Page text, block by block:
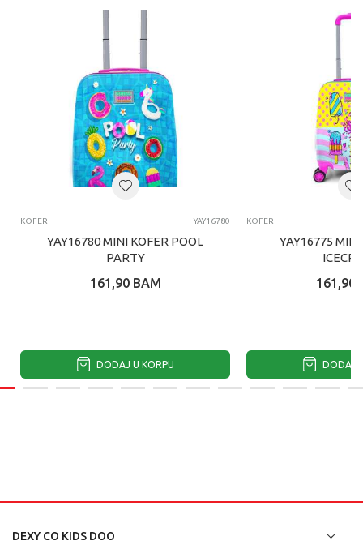
KOFERI YAY16780
YAY16780 MINI KOFER POOL
PARTY
161,90 BAM
DODAJ U KORPU
KOFERI
YAY16775 MINI
161,90
DODAJ
DEXY CO KIDS DOO